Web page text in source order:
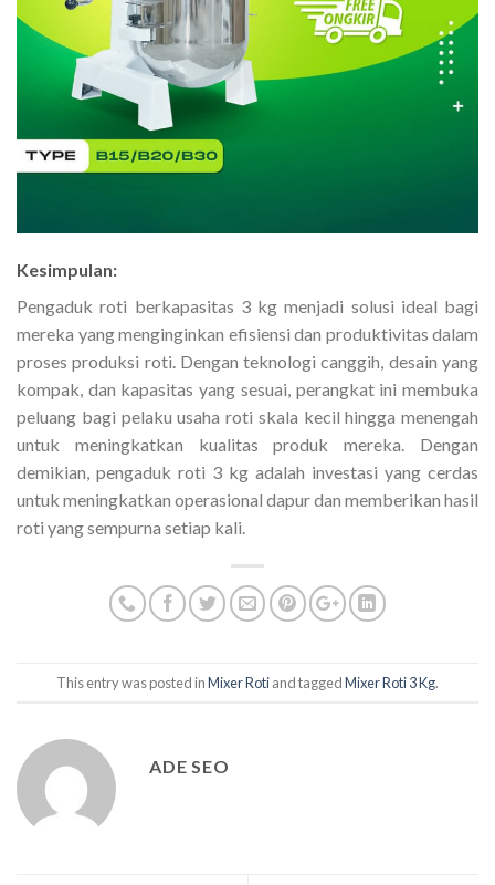
Kesimpulan:
Pengaduk roti berkapasitas 3 kg menjadi solusi ideal bagi
mereka yang menginginkan efisiensi dan produktivitas dalam
proses produksi roti. Dengan teknologi canggih, desain yang
kompak, dan kapasitas yang sesuai, perangkat ini membuka
peluang bagi pelaku usaha roti skala kecil hingga menengah
untuk meningkatkan kualitas produk mereka. Dengan
demikian, pengaduk roti 3 kg adalah investasi yang cerdas
untuk meningkatkan operasional dapur dan memberikan hasil
roti yang sempurna setiap kali.
This entry was posted inMixer Rotiand taggedMixer Roti 3 Kg.
ADE SEO